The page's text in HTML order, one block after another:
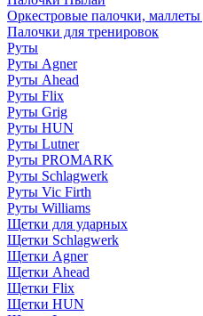
Оркестровые палочки, маллеты
Палочки для тренировок
Руты
Руты Agner
Руты Ahead
Руты Flix
Руты Grig
Руты HUN
Руты Lutner
Руты PROMARK
Руты Schlagwerk
Руты Vic Firth
Руты Williams
Щетки для ударных
Щетки Schlagwerk
Щетки Agner
Щетки Ahead
Щетки Flix
Щетки HUN